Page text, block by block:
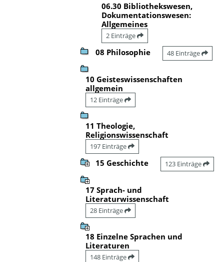
06.30 Bibliothekswesen,
Dokumentationswesen:
Allgemeines
2 Einträge
08 Philosophie 48 Einträge
10 Geisteswissenschaften
allgemein
12 Einträge
11 Theologie,
Religionswissenschaft
197 Einträge
15 Geschichte 123 Einträge
17 Sprach- und
Literaturwissenschaft
28 Einträge
18 Einzelne Sprachen und
Literaturen
148 Einträge